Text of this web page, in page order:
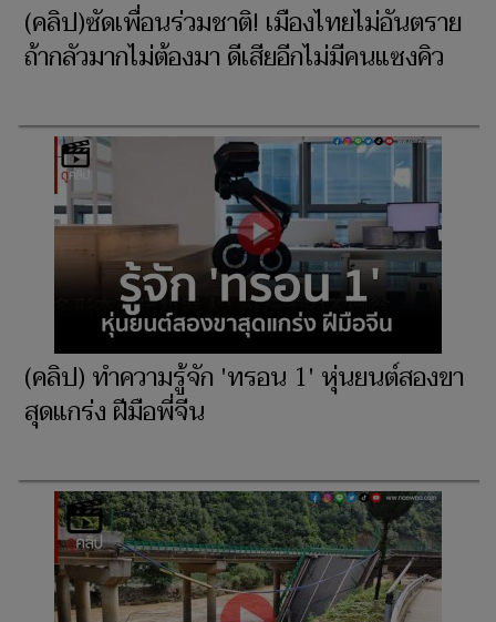
(คลิป)ซัดเพื่อนร่วมชาติ! เมืองไทยไม่อันตราย
ถ้ากลัวมากไม่ต้องมา ดีเสียอีกไม่มีคนแซงคิว
(คลิป) ทำความรู้จัก 'ทรอน 1' หุ่นยนต์สองขา
สุดแกร่ง ฝีมือพี่จีน